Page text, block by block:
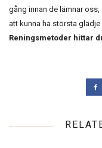
gång innan de lämnar
att kunna ha största glädje
Reningsmetoder hittar